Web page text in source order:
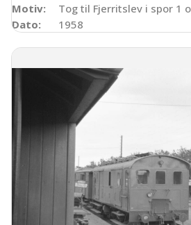
Motiv:
Tog til Fjerritslev i spor 1
Dato:
1958